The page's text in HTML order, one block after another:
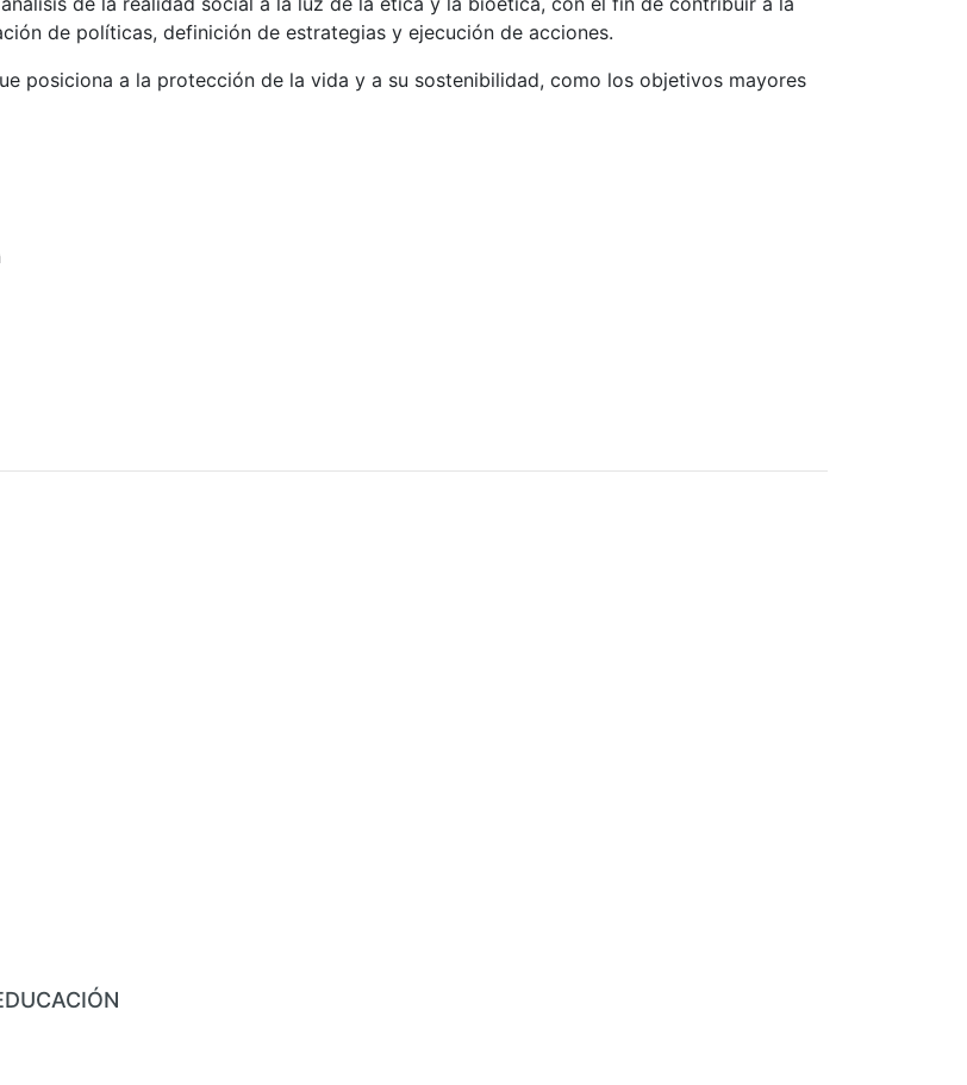
de políticas, definición de estrategias y ejecución de acciones.
posiciona a la protección de la vida y a su sostenibilidad, como los objetivos mayores